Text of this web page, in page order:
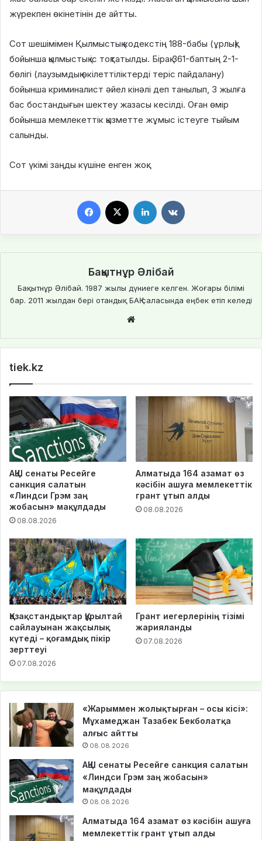
жүрекпен өкінетінін де айтты.
Сот шешімімен Қылмыстық кодекстің 188-бабы (ұрлық)
бойынша қылмыстық іс тоқтатылды. Бірақ 361-баптың 2-1-
бөлігі (лаузымдық өкілеттіліктерді теріс пайдалану)
бойынша криминалист әйел кінәлі деп танылып, 3 жылға
бас бостандығын шектеу жазасы кесілді. Оған өмір
бойынша мемлекеттік қызметте жұмыс істеуге тыйым
салынды.
Сот үкімі заңды күшіне енген жоқ.
Facebook LinkedIn
Бақытнұр Әлібай
Бақытнұр Әлібай. 1987 жылы дүниеге келген. Жоғары білімі
бар. 2011 жылдан бері отандық БАҚ саласында еңбек етіп келеді
tiek.kz
АҚШ сенаты Ресейге
санкция салатын
«Линдси Грэм заң
жобасын» мақұлдады
08.08.2026
Алматыда 164 азамат өз
кәсібін ашуға мемлекеттік
грант ұтып алды
08.08.2026
Қазақстандықтар Құрылтай
сайлауынан жақсылық
күтеді – қоғамдық пікір
зерттеуі
07.08.2026
Грант иегерлерінің тізімі
жарияланды
07.08.2026
«Жарыммен жолықтырған – осы кісі»:
Мұхамеджан Тазабек Бекболатқа
алғыс айтты
08.08.2026
АҚШ сенаты Ресейге санкция салатын
«Линдси Грэм заң жобасын»
мақұлдады
08.08.2026
Алматыда 164 азамат өз кәсібін ашуға
мемлекеттік грант ұтып алды